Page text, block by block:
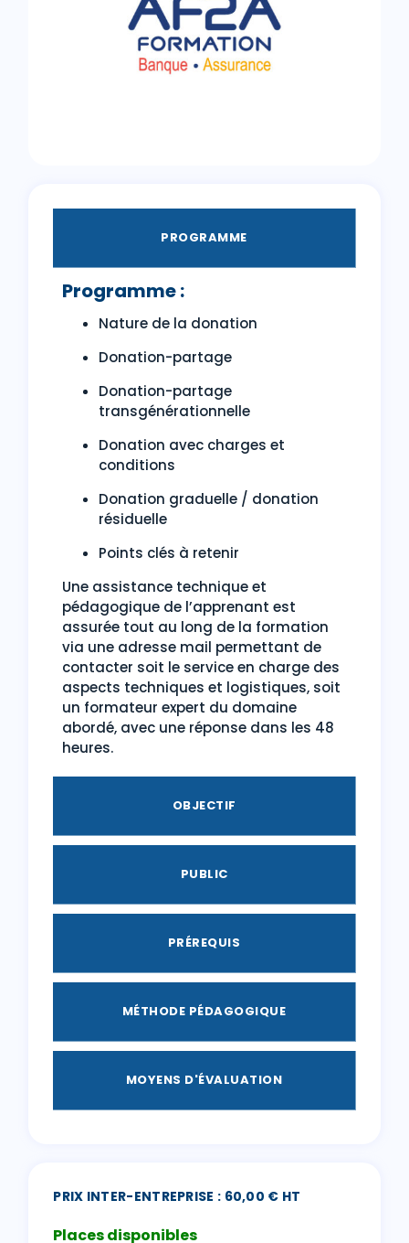
PROGRAMME
Programme :
Nature de la donation
Donation-partage
Donation-partage
transgénérationnelle
Donation avec charges et
conditions
Donation graduelle / donation
résiduelle
Points clés à retenir
Une assistance technique et
pédagogique de l’apprenant est
assurée tout au long de la formation
via une adresse mail permettant de
contacter soit le service en charge des
aspects techniques et logistiques, soit
un formateur expert du domaine
abordé, avec une réponse dans les 48
heures.
OBJECTIF
PUBLIC
PRÉREQUIS
MÉTHODE PÉDAGOGIQUE
MOYENS D'ÉVALUATION
PRIX INTER-ENTREPRISE : 60,00 € HT
Places disponibles